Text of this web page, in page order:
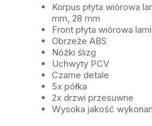
Korpus płyta wiórowa
mm, 28 mm
Front płyta wiórowa
Obrzeże ABS
Nóżki ślizg
Uchwyty PCV
Czarne detale
5x półka
2x drzwi przesuwne
Wysoka jakość